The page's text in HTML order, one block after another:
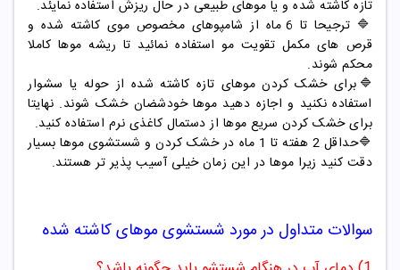
تازه کاشته شده و یا موهای طبیعی در حال ریزش استفاده نمایئد.
🔷 ترجیحا تا 6 ماه از شامپوهای مخصوص موی کاشته شده و
قرص های مکمل تقویت مو استفاده نمائید تا ریشه موها کاملا
محکم شوند.
🔷برای خشک کردن موهای تازه کاشته شده از حوله یا سشوار
استفاده نکنید و اجازه دهید موها خودشضان خشک شوند. نهایتا
برای خشک کردن سریع موها از دستمال کاغذی نرم استفاده کنید.
🔷حداقل 2 هفته تا 1 ماه در خشک کردن و شستشوی موها بسیار
دقت کنید زیرا موها در این زمان خیلی آسیب پذیر تر هستند.
سوالات متداول در مورد شستشوی موهای کاشته شده